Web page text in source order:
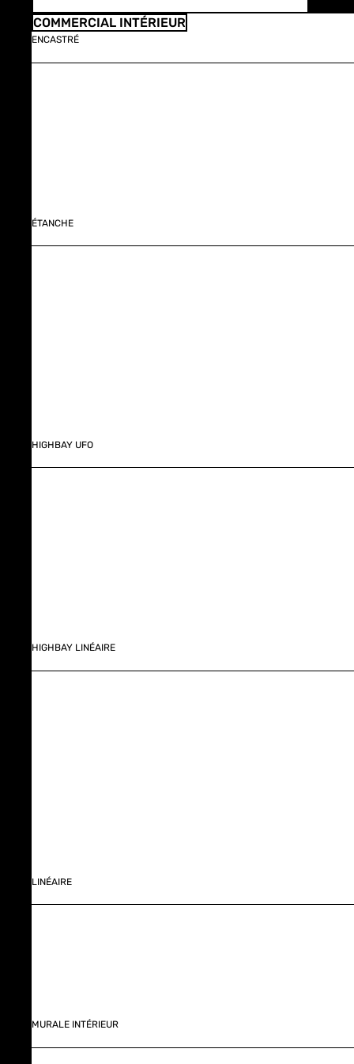
COMMERCIAL INTÉRIEUR
ENCASTRÉ
ÉTANCHE
HIGHBAY UFO
HIGHBAY LINÉAIRE
LINÉAIRE
MURALE INTÉRIEUR